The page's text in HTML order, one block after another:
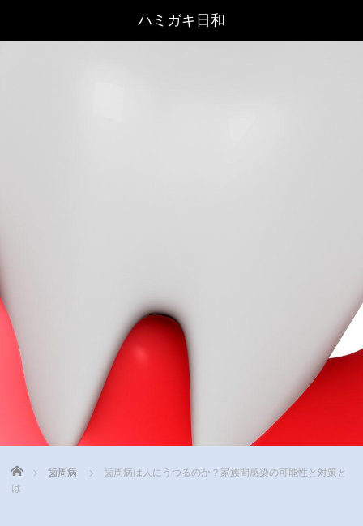
Home 歯周病
歯周病は人にうつるのか？家族間感染の可能性と対策と
は